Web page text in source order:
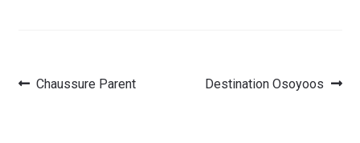
Navigation
Article
Chaussure Parent
Article
Destination Osoyoos